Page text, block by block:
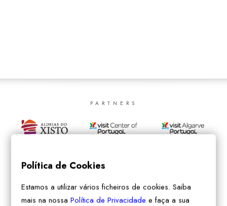
PARTNERS
Política de Cookies
Estamos a utilizar vários ficheiros de cookies. Saiba
mais na nossaPolítica de Privacidade e faça a sua